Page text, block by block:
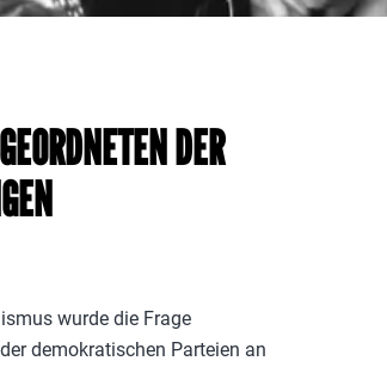
DER
wurde die Frage
demokratischen Parteien an